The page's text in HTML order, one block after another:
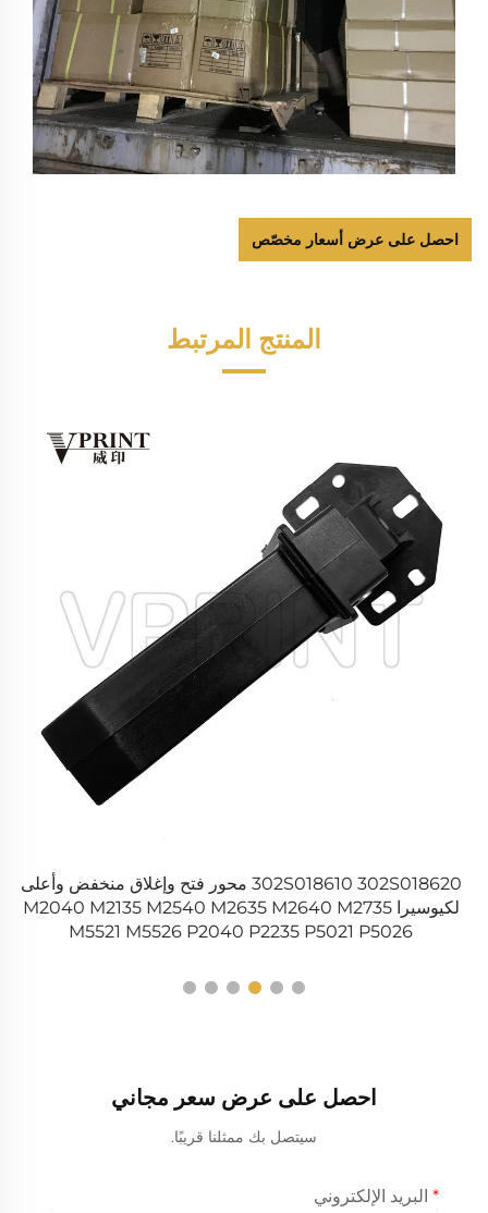
احصل على عرض أسعار مخصّص
المنتج المرتبط
302S018610 302S018620 محور فتح وإغلاق منخفض وأعلى
لكيوسيرا M2040 M2135 M2540 M2635 M2640 M2735
M5521 M5526 P2040 P2235 P5021 P5026
احصل على عرض سعر مجاني
سيتصل بك ممثلنا قريبًا.
البريد الإلكتروني